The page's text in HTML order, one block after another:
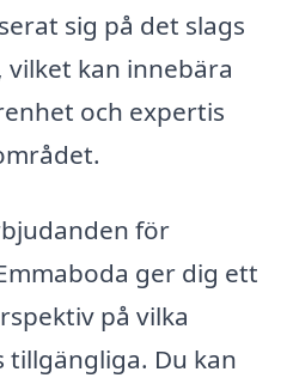
sig på det slags
kan innebära
och expertis
för
ger dig ett
på vilka
Du kan